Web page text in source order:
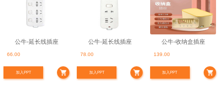
公牛-延长线插座
66.00
加入PPT
公牛-延长线插座
78.00
加入PPT
公牛-收纳盒插座
139.00
加入PPT